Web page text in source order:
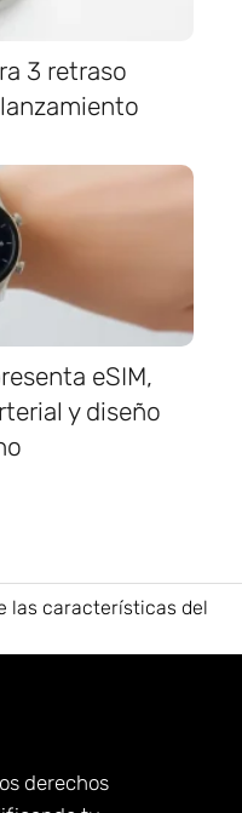
3 retraso
eSIM,
y diseño
las características del
derechos